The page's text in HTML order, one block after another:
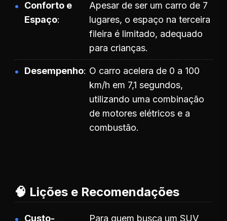
Conforto e
Espaço
Apesar de ser um carro de 7
lugares, o espaço na terceira
fileira é limitado, adequado
para crianças.
Desempenho O carro acelera de 0 a 100
km/h em 7,1 segundos,
utilizando uma combinação
de motores elétricos e a
combustão.
🧠 Lições e Recomendações
Custo- Para quem busca um SUV